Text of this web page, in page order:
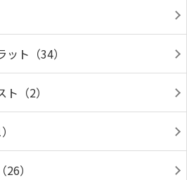
ト（34）
（2）
）